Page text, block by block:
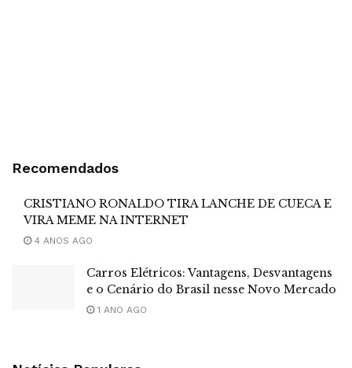
Recomendados
CRISTIANO RONALDO TIRA LANCHE DE CUECA E
VIRA MEME NA INTERNET
4 ANOS AGO
Carros Elétricos: Vantagens, Desvantagens
e o Cenário do Brasil nesse Novo Mercado
1 ANO AGO